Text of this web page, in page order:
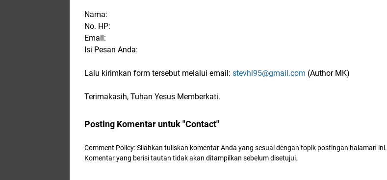
Nama:
No. HP:
Email:
Isi Pesan Anda:
Lalu kirimkan form tersebut melalui email: stevhi95@gmail.com (Author MK)
Terimakasih, Tuhan Yesus Memberkati.
Posting Komentar untuk "Contact"
Comment Policy: Silahkan tuliskan komentar Anda yang sesuai dengan topik postingan halaman ini.
Komentar yang berisi tautan tidak akan ditampilkan sebelum disetujui.